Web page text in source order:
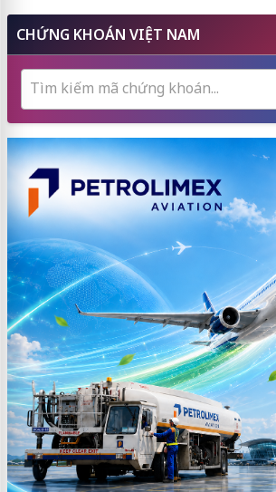
CHỨNG KHOÁN VIỆT NAM
Tìm kiếm mã chứng khoán...